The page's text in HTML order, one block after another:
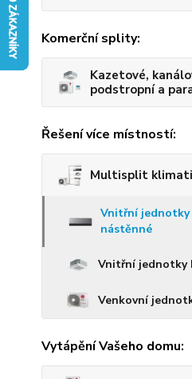
Komerční splity:
Kazetové,
podstropní a
Řešení více místností:
Multisplit
Vnitřní jednotky
nástěnné
Vnitřní jednotky
Venkovní
Vytápění Vašeho domu: